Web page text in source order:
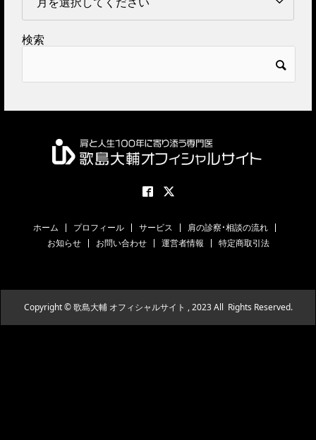
検索
ホーム プロフィール サービス
肩の診察・相談の流れ
お知らせ
お問い合わせ 運営者情報 特定商取引法
Copyright © 歌島大輔 オフィシャルサイト , 2023 All Rights Reserved.